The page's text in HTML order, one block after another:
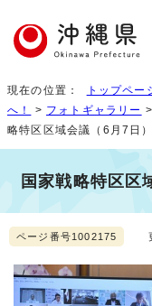
現在の位置： トップペー
へ！
> フォトギャラリー >
略特区区域会議（6月7日）
国家戦略特区区
ページ番号1002175